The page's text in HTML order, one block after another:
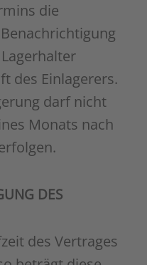
die
des Einlagerers.
darf nicht
Monats nach
DES
des Vertrages